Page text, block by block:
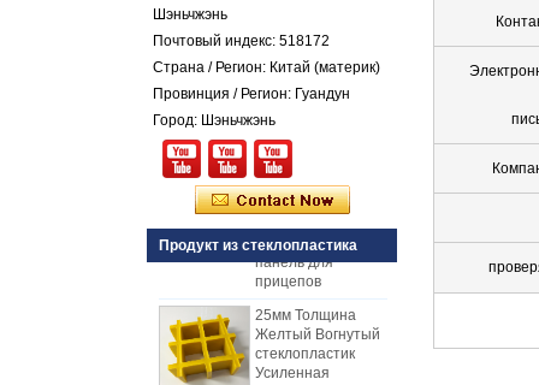
Шэньчжэнь
Почтовый индекс: 518172
Страна / Регион: Китай (материк)
Провинция / Регион: Гуандун
Город: Шэньчжэнь
Продукт из стеклопластика
Наружные
изолированные
GRP панели FRP
Стеклопластиковая
армированная
пластмасса FRP
PU пенопластовая
композитная
25мм Толщина
Желтый Вогнутый
стеклопластик
Усиленная
пластиковая